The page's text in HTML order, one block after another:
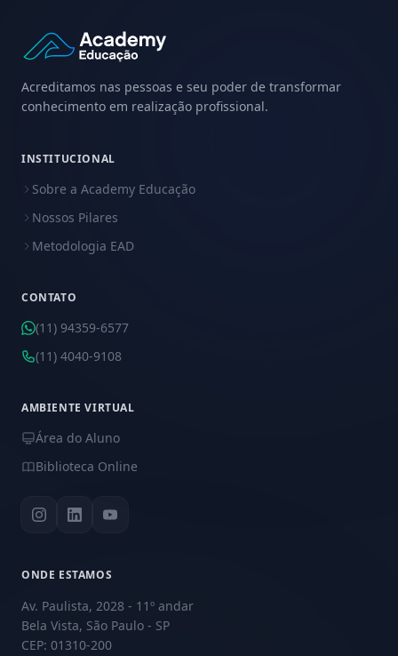
Acreditamos nas pessoas e seu poder de transformar
conhecimento em realização profissional.
INSTITUCIONAL
Sobre a Academy Educação
Nossos Pilares
Metodologia EAD
CONTATO
(11) 94359-6577
(11) 4040-9108
AMBIENTE VIRTUAL
Área do Aluno
Biblioteca Online
ONDE ESTAMOS
Av. Paulista, 2028 - 11º andar
Bela Vista, São Paulo - SP
CEP: 01310-200